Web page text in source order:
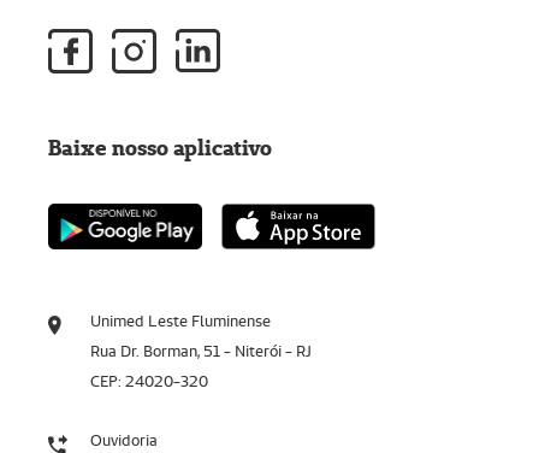
Unimed Leste Fluminense
Rua Dr. Borman, 51 - Niterói - RJ
CEP: 24020-320
Ouvidoria
Baixe nosso aplicativo